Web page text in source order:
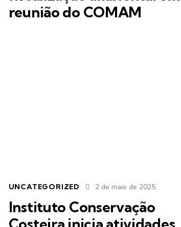
reunião do COMAM
UNCATEGORIZED 2 de maio de 2025
Instituto Conservação